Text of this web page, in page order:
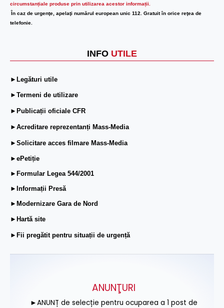
circumstanțiale produse prin utilizarea acestor informații.
În caz de urgenţe, apelaţi numărul european unic 112. Gratuit în orice reţea de
telefonie.
INFO UTILE
►Legături utile
►Termeni de utilizare
►Publicații oficiale CFR
►Acreditare reprezentanți Mass-Media
►Solicitare acces filmare Mass-Media
►ePetiție
►Formular Legea 544/2001
►Informații Presă
►Modernizare Gara de Nord
►Hartă site
►Fii pregătit pentru situații de urgență
ANUNŢURI
►ANUNȚ de selecție pentru ocuparea a 1 post de